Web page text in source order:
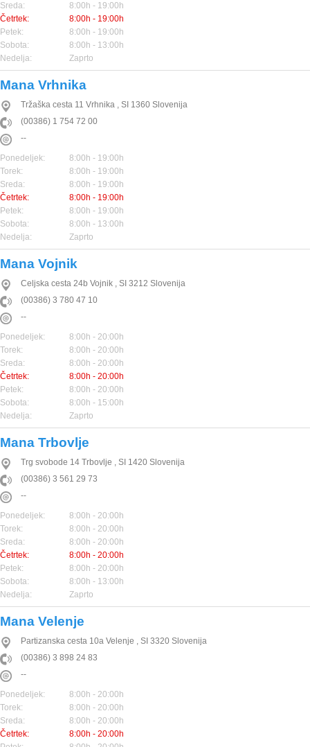
Sreda:
8:00h - 19:00h
Četrtek:
8:00h - 19:00h
Petek:
8:00h - 19:00h
Sobota:
8:00h - 13:00h
Nedelja:
Zaprto
Mana Vrhnika
Tržaška cesta 11 Vrhnika , SI 1360 Slovenija
(00386) 1 754 72 00
--
Ponedeljek:
8:00h - 19:00h
Torek:
8:00h - 19:00h
Sreda:
8:00h - 19:00h
Četrtek:
8:00h - 19:00h
Petek:
8:00h - 19:00h
Sobota:
8:00h - 13:00h
Nedelja:
Zaprto
Mana Vojnik
Celjska cesta 24b Vojnik , SI 3212 Slovenija
(00386) 3 780 47 10
--
Ponedeljek:
8:00h - 20:00h
Torek:
8:00h - 20:00h
Sreda:
8:00h - 20:00h
Četrtek:
8:00h - 20:00h
Petek:
8:00h - 20:00h
Sobota:
8:00h - 15:00h
Nedelja:
Zaprto
Mana Trbovlje
Trg svobode 14 Trbovlje , SI 1420 Slovenija
(00386) 3 561 29 73
--
Ponedeljek:
8:00h - 20:00h
Torek:
8:00h - 20:00h
Sreda:
8:00h - 20:00h
Četrtek:
8:00h - 20:00h
Petek:
8:00h - 20:00h
Sobota:
8:00h - 13:00h
Nedelja:
Zaprto
Mana Velenje
Partizanska cesta 10a Velenje , SI 3320 Slovenija
(00386) 3 898 24 83
--
Ponedeljek:
8:00h - 20:00h
Torek:
8:00h - 20:00h
Sreda:
8:00h - 20:00h
Četrtek:
8:00h - 20:00h